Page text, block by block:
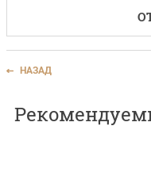
НАЗАД